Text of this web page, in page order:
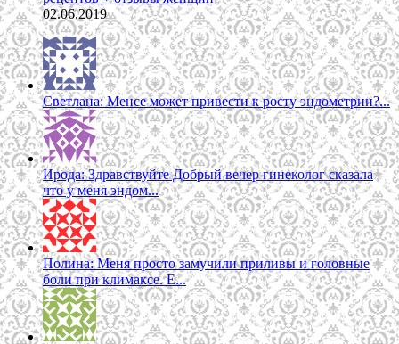
02.06.2019
Светлана: Менсе может привести к росту эндометрии?...
Ирода: Здравствуйте Добрый вечер гинеколог сказала
что у меня эндом...
Полина: Меня просто замучили приливы и головные
боли при климаксе. Е...